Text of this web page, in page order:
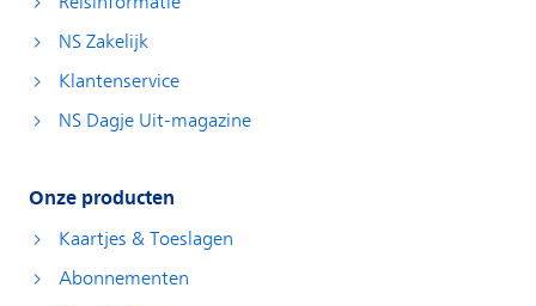
NS Zakelijk
Klantenservice
NS Dagje Uit-magazine
Onze producten
Kaartjes & Toeslagen
Abonnementen